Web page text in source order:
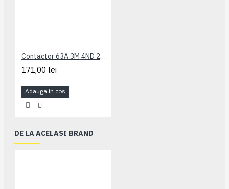
Contactor 63A 3M 4ND 230Vca Schrack
171,00 lei
Adauga in cos
DE LA ACELASI BRAND